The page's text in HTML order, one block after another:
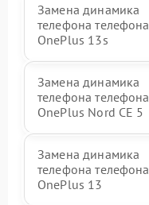
Замена динамика
телефона телефона
OnePlus 13s
Замена динамика
телефона телефона
OnePlus Nord CE 5
Замена динамика
телефона телефона
OnePlus 13